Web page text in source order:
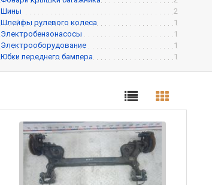
Шины
2
Шлейфы рулевого колеса
1
Электробензонасосы
1
Электрооборудование
1
Юбки переднего бампера
1